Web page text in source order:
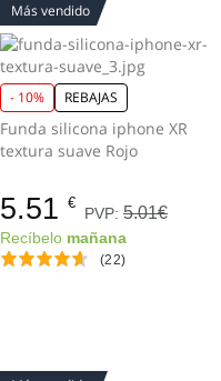
Más vendido
- 10% REBAJAS
Funda silicona iphone XR
textura suave Rojo
5.51 €
PVP: 5.01€
Recíbelo mañana
(22)